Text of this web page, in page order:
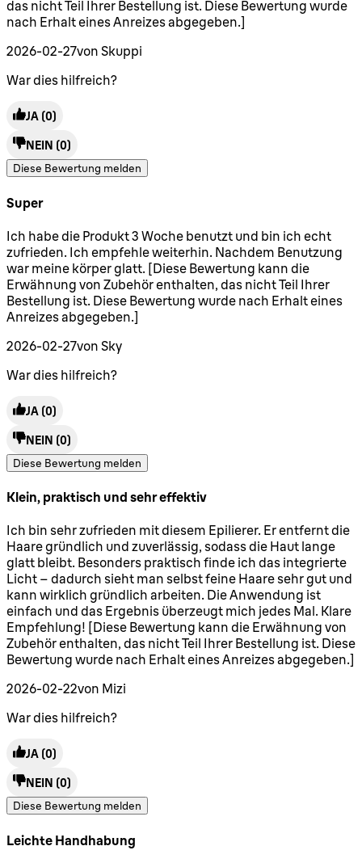
das nicht Teil Ihrer Bestellung ist. Diese Bewertung wurde
nach Erhalt eines Anreizes abgegeben.]
2026-02-27von Skuppi
War dies hilfreich?
JA (0)
NEIN (0)
Diese Bewertung melden
Super
5 Sterne von maximal 5
Ich habe die Produkt 3 Woche benutzt und bin ich echt
zufrieden. Ich empfehle weiterhin. Nachdem Benutzung
war meine körper glatt. [Diese Bewertung kann die
Erwähnung von Zubehör enthalten, das nicht Teil Ihrer
Bestellung ist. Diese Bewertung wurde nach Erhalt eines
Anreizes abgegeben.]
2026-02-27von Sky
War dies hilfreich?
JA (0)
NEIN (0)
Diese Bewertung melden
Klein, praktisch und sehr effektiv
5 Sterne von maximal 5
Ich bin sehr zufrieden mit diesem Epilierer. Er entfernt die
Haare gründlich und zuverlässig, sodass die Haut lange
glatt bleibt. Besonders praktisch finde ich das integrierte
Licht – dadurch sieht man selbst feine Haare sehr gut und
kann wirklich gründlich arbeiten. Die Anwendung ist
einfach und das Ergebnis überzeugt mich jedes Mal. Klare
Empfehlung! [Diese Bewertung kann die Erwähnung von
Zubehör enthalten, das nicht Teil Ihrer Bestellung ist. Diese
Bewertung wurde nach Erhalt eines Anreizes abgegeben.]
2026-02-22von Mizi
War dies hilfreich?
JA (0)
NEIN (0)
Diese Bewertung melden
Leichte Handhabung